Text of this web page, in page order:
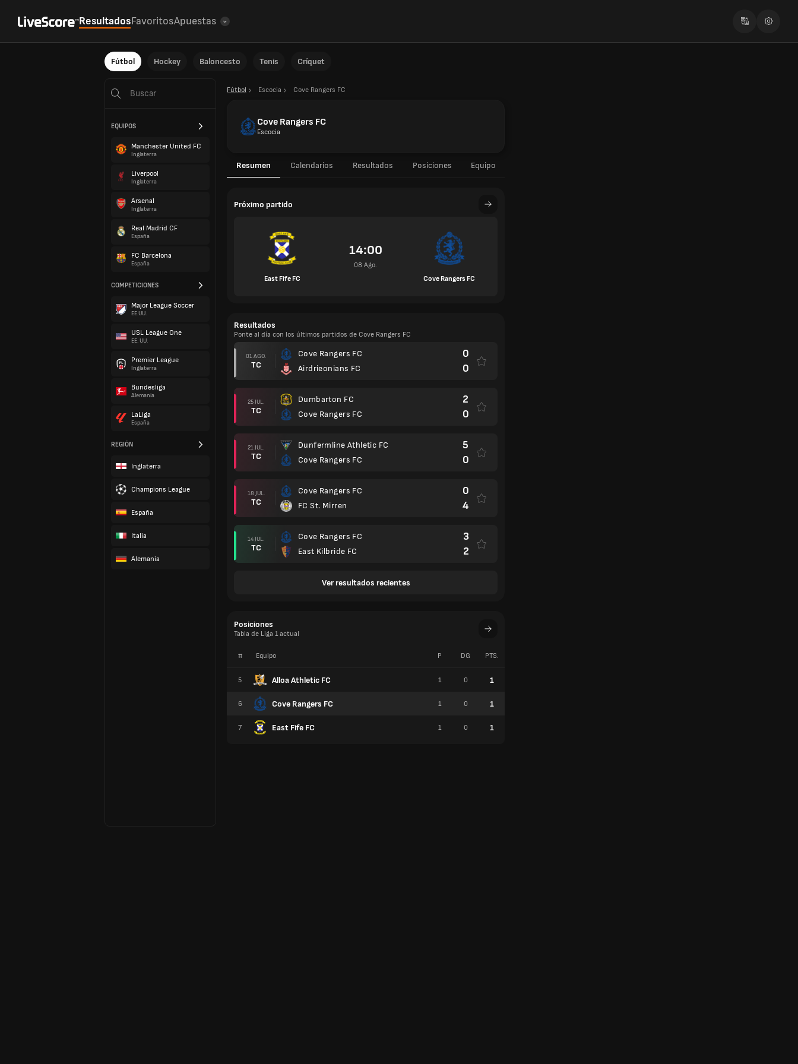
ResultadosFavoritosApuestas
Fútbol Hockey Baloncesto Tenis Críquet
EQUIPOS
Manchester United FC
Inglaterra
Liverpool
Inglaterra
Arsenal
Inglaterra
Real Madrid CF
España
FC Barcelona
España
COMPETICIONES
Major League Soccer
EE.UU.
USL League One
EE. UU.
Premier League
Inglaterra
Bundesliga
Alemania
LaLiga
España
REGIÓN
Inglaterra
Champions League
España
Italia
Alemania
Fútbol Escocia Cove Rangers FC
Cove Rangers FC
Escocia
Resumen Calendarios Resultados Posiciones Equipo
Próximo partido
East Fife FC
14:00
08 Ago.
Cove Rangers FC
Resultados
Ponte al día con los últimos partidos de Cove Rangers FC
01 AGO.
TC
Cove Rangers FC
Airdrieonians FC
0
0
25 JUL.
TC
Dumbarton FC
Cove Rangers FC
2
0
21 JUL.
TC
Dunfermline Athletic FC
Cove Rangers FC
5
0
18 JUL.
TC
Cove Rangers FC
FC St. Mirren
0
4
14 JUL.
TC
Cove Rangers FC
East Kilbride FC
3
2
Ver resultados recientes
Posiciones
Tabla de Liga 1 actual
# Equipo
5 Alloa Athletic FC
6 Cove Rangers FC
7 East Fife FC
P DG PTS.
1 0 1
1 0 1
1 0 1